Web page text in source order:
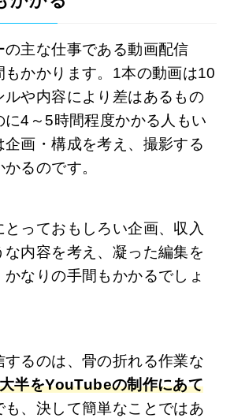
の主な仕事である動画配信
もかかります。1本の動画は10
ルや内容により差はあるもの
に4～5時間程度かかる人もい
企画・構成を考え、撮影する
るのです。
っておもしろい企画、収入
な内容を考え、凝った編集を
なりの手間もかかるでしょ
するのは、骨の折れる作業な
半をYouTubeの制作にあて
も、決して簡単なことではあ